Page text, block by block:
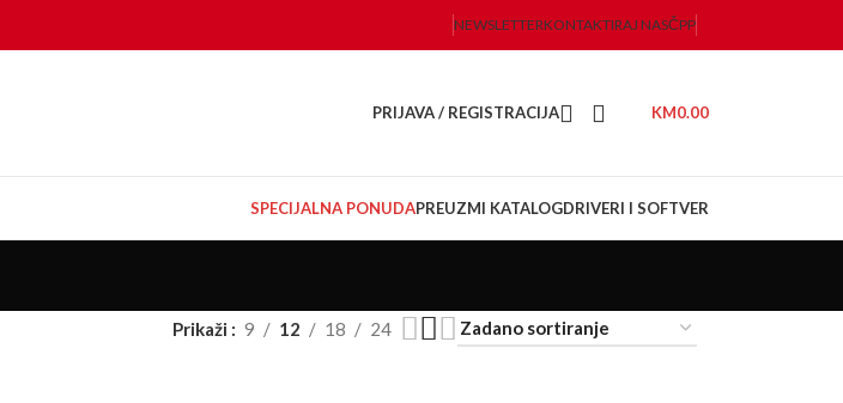
NEWSLETTERKONTAKTIRAJ NASČPP
PRIJAVA / REGISTRACIJA KM0.00
SPECIJALNA PONUDAPREUZMI KATALOGDRIVERI I SOFTVER
Prikaži 9 12 18 24